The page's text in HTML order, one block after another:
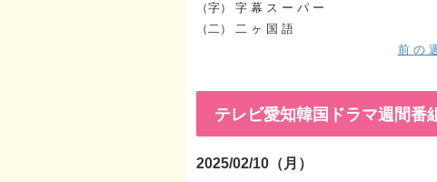
（字） 字 幕 ス ー パ ー
（二） 二 ヶ 国 語
前 の
テレビ愛知韓国ドラマ週間番
2025/02/10（月）